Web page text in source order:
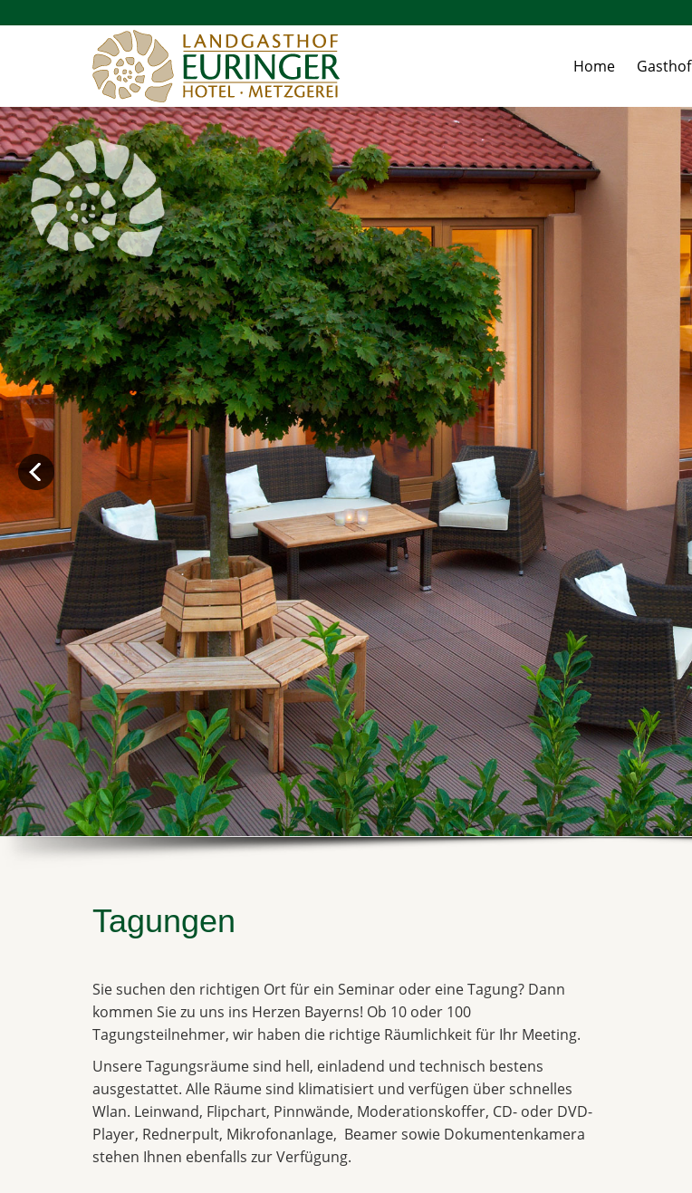
Home Gasthof
Tagungen
Sie suchen den richtigen Ort für ein Seminar oder eine Tagung? Dann
kommen Sie zu uns ins Herzen Bayerns! Ob 10 oder 100
Tagungsteilnehmer, wir haben die richtige Räumlichkeit für Ihr Meeting.
Unsere Tagungsräume sind hell, einladend und technisch bestens
ausgestattet. Alle Räume sind klimatisiert und verfügen über schnelles
Wlan. Leinwand, Flipchart, Pinnwände, Moderationskoffer, CD- oder DVD-
Player, Rednerpult, Mikrofonanlage, Beamer sowie Dokumentenkamera
stehen Ihnen ebenfalls zur Verfügung.